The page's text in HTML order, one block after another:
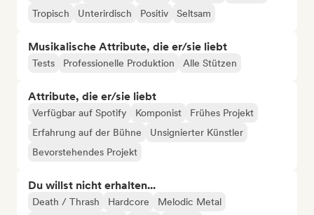
Tropisch
Unterirdisch Positiv Seltsam
Musikalische Attribute, die er/sie liebt
Tests Professionelle Produktion Alle Stützen
Attribute, die er/sie liebt
Verfügbar auf Spotify Komponist
Frühes Projekt
Erfahrung auf der Bühne
Unsignierter Künstler
Bevorstehendes Projekt
Du willst nicht erhalten...
Death / Thrash Hardcore
Melodic Metal